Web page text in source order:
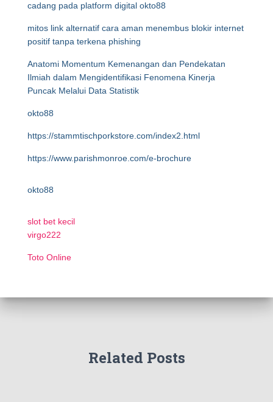
cadang pada platform digital okto88
mitos link alternatif cara aman menembus blokir internet
positif tanpa terkena phishing
Anatomi Momentum Kemenangan dan Pendekatan
Ilmiah dalam Mengidentifikasi Fenomena Kinerja
Puncak Melalui Data Statistik
okto88
https://stammtischporkstore.com/index2.html
https://www.parishmonroe.com/e-brochure
okto88
slot bet kecil
virgo222
Toto Online
Related Posts